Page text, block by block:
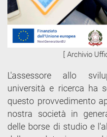
[ Archivio
L'assessore allo
università e ricerca ha
questo provvedimento
nostra società in
delle borse di studio e